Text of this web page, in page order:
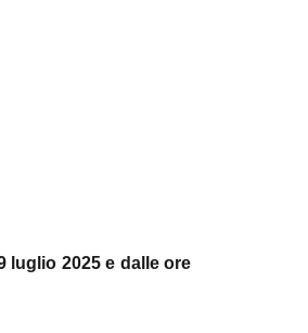
luglio 2025 e dalle ore